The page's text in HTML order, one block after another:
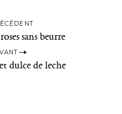
sans beurre
dulce de leche